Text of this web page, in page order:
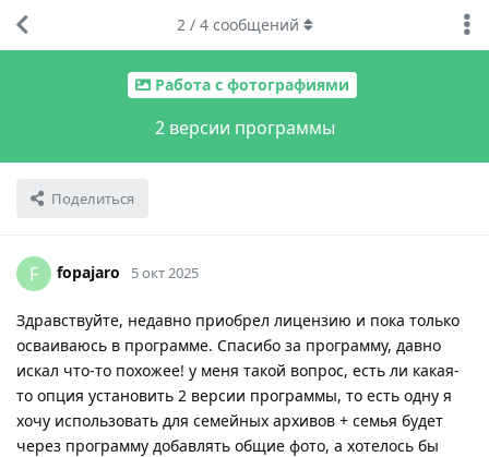
Работа с фотографиями
2 версии программы
Поделиться
2/ 4сообщений
F fopajaro 5 окт 2025
Здравствуйте, недавно приобрел лицензию и пока только
осваиваюсь в программе. Спасибо за программу, давно
искал что-то похожее! у меня такой вопрос, есть ли какая-
то опция установить 2 версии программы, то есть одну я
хочу использовать для семейных архивов + семья будет
через программу добавлять общие фото, а хотелось бы